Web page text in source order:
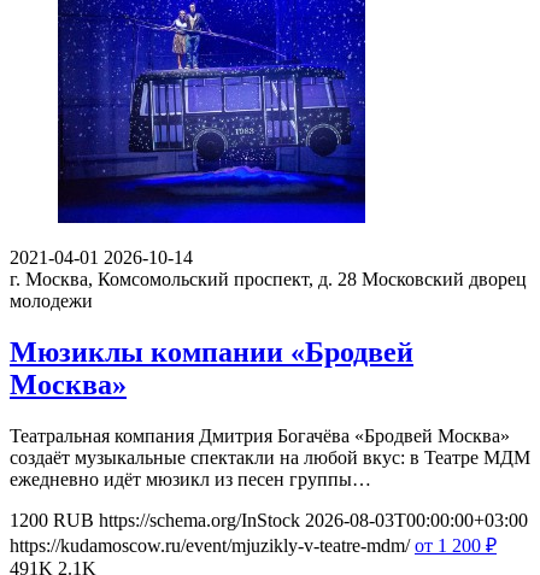
2021-04-01 2026-10-14
г. Москва, Комсомольский проспект, д. 28 Московский дворец
молодежи
Мюзиклы компании «Бродвей
Москва»
Театральная компания Дмитрия Богачёва «Бродвей Москва»
создаёт музыкальные спектакли на любой вкус: в Театре МДМ
ежедневно идёт мюзикл из песен группы…
1200 RUB https://schema.org/InStock 2026-08-03T00:00:00+03:00
https://kudamoscow.ru/event/mjuzikly-v-teatre-mdm/ от 1 200 ₽
491K 2.1K